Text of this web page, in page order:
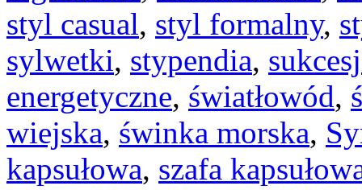
styl casual, styl formalny,
sylwetki, stypendia,
energetyczne, światłowód,
wiejska, świnka morska,
kapsułowa, szafa